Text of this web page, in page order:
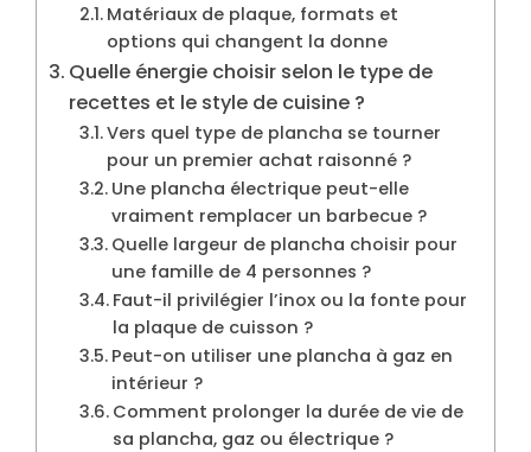
Matériaux de plaque, formats et
options qui changent la donne
Quelle énergie choisir selon le type de
recettes et le style de cuisine ?
Vers quel type de plancha se tourner
pour un premier achat raisonné ?
Une plancha électrique peut-elle
vraiment remplacer un barbecue ?
Quelle largeur de plancha choisir pour
une famille de 4 personnes ?
Faut-il privilégier l’inox ou la fonte pour
la plaque de cuisson ?
Peut-on utiliser une plancha à gaz en
intérieur ?
Comment prolonger la durée de vie de
sa plancha, gaz ou électrique ?